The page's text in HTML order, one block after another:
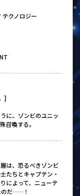
テクノロジー
]
に、ゾンビのユニッ
召喚する。
は、恐るべきゾンビ
たちとキャプテン・
によって、ニューテ
のだ……！